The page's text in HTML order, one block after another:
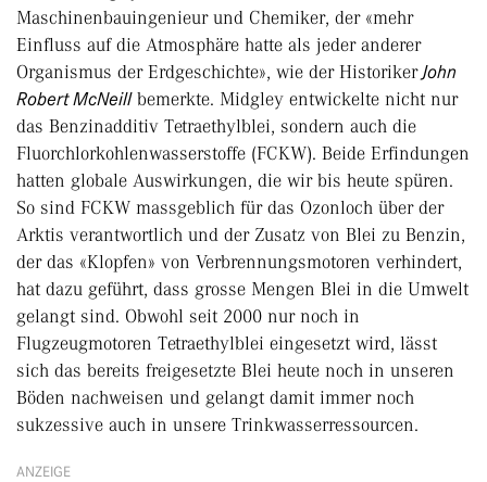
Maschinenbauingenieur und Chemiker, der «mehr
Einfluss auf die Atmosphäre hatte als jeder anderer
Organismus der Erdgeschichte», wie der HistorikerJohn
Robert McNeillbemerkte. Midgley entwickelte nicht nur
das Benzinadditiv Tetraethylblei, sondern auch die
Fluorchlorkohlenwasserstoffe (FCKW). Beide Erfindungen
hatten globale Auswirkungen, die wir bis heute spüren.
So sind FCKW massgeblich für das Ozonloch über der
Arktis verantwortlich und der Zusatz von Blei zu Benzin,
der das «Klopfen» von Verbrennungsmotoren verhindert,
hat dazu geführt, dass grosse Mengen Blei in die Umwelt
gelangt sind. Obwohl seit 2000 nur noch in
Flugzeugmotoren Tetraethylblei eingesetzt wird, lässt
sich das bereits freigesetzte Blei heute noch in unseren
Böden nachweisen und gelangt damit immer noch
sukzessive auch in unsere Trinkwasserressourcen.
ANZEIGE